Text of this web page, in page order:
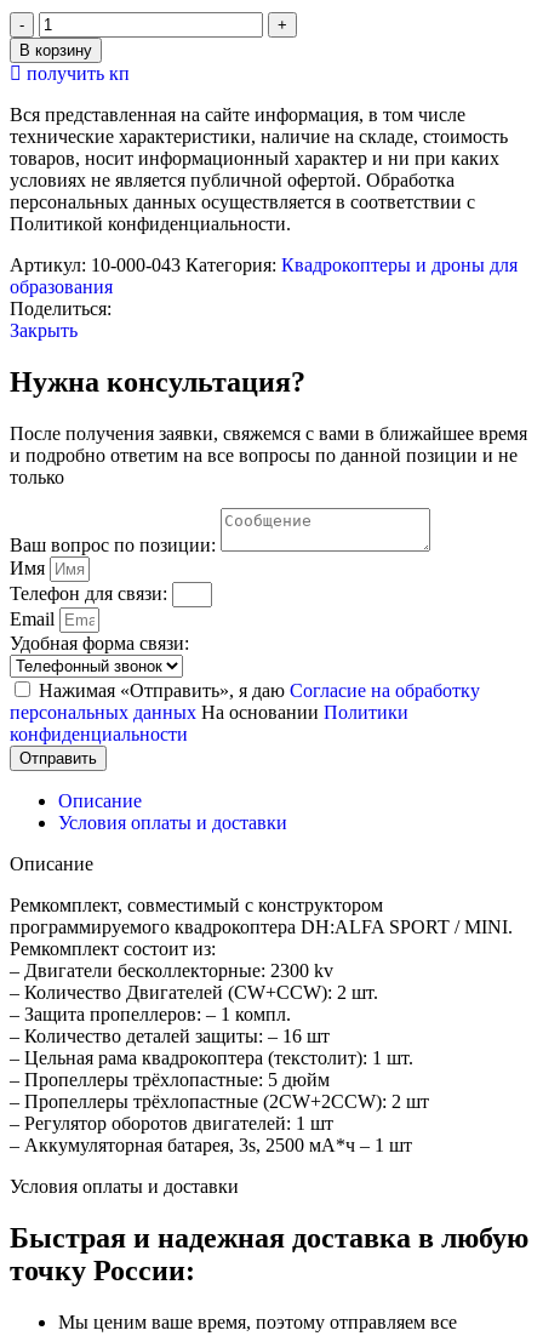
Количество
товара
Ремкомплект,
совместимый
с
конструктором
программируемого
квадрокоптера
DH:ALFA
SPORT
MINI
В корзину
получить кп
Вся представленная на сайте информация, в том числе
технические характеристики, наличие на складе, стоимость
товаров, носит информационный характер и ни при каких
условиях не является публичной офертой. Обработка
персональных данных осуществляется в соответствии с
Политикой конфиденциальности.
Артикул: 10-000-043 Категория: Квадрокоптеры и дроны для
образования
Поделиться:
Закрыть
Нужна консультация?
После получения заявки, свяжемся с вами в ближайшее время
и подробно ответим на все вопросы по данной позиции и не
только
Ваш вопрос по позиции:
Имя
Телефон для связи:
Email
Удобная форма связи:
Нажимая «Отправить», я даю Согласие на обработку
персональных данных На основании Политики
конфиденциальности
Отправить
Описание
Условия оплаты и доставки
Описание
Ремкомплект, совместимый с конструктором
программируемого квадрокоптера DH:ALFA SPORT / MINI.
Ремкомплект состоит из:
– Двигатели бесколлекторные: 2300 kv
– Количество Двигателей (СW+CCW): 2 шт.
– Защита пропеллеров: – 1 компл.
– Количество деталей защиты: – 16 шт
– Цельная рама квадрокоптера (текстолит): 1 шт.
– Пропеллеры трёхлопастные: 5 дюйм
– Пропеллеры трёхлопастные (2CW+2CCW): 2 шт
– Регулятор оборотов двигателей: 1 шт
– Аккумуляторная батарея, 3s, 2500 мА*ч – 1 шт
Условия оплаты и доставки
Быстрая и надежная доставка в любую
точку России:
Мы ценим ваше время, поэтому отправляем все